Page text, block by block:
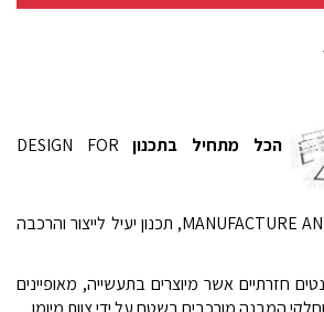
הכל מתחיל בתכנון DESIGN FOR
MANUFACTURE AND ASSEMBLY – DFMA, תכנון יעיל לייצור והרכבה
חזרתיים אשר מיוצרים בתעשייה, מאופיינים